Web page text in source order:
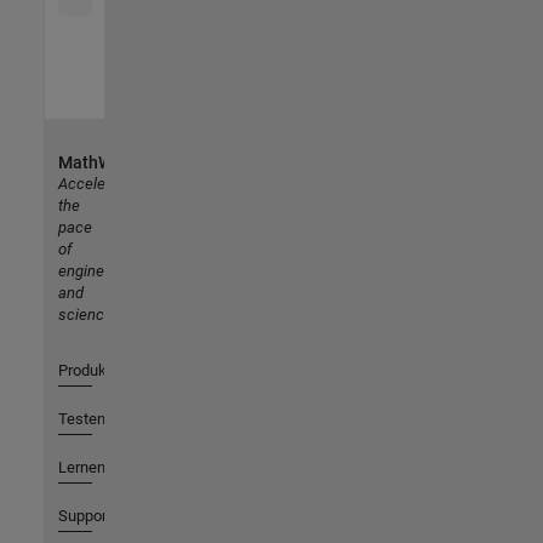
MathWorks
Accelerating
the
pace
of
engineering
and
science
Produkte
Testen oder Kaufen
Lernen
Support